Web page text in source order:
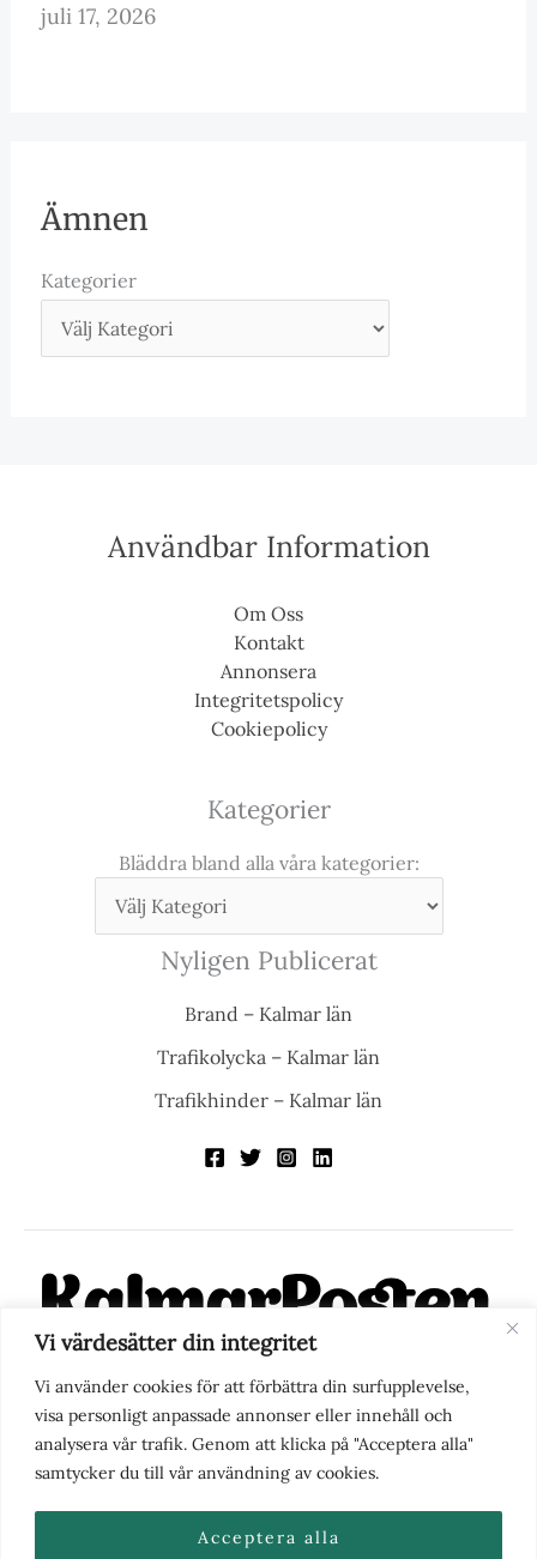
Vi värdesätter din integritet
Vi använder cookies för att förbättra din surfupplevelse,
visa personligt anpassade annonser eller innehåll och
analysera vår trafik. Genom att klicka på "Acceptera alla"
samtycker du till vår användning av cookies.
Acceptera alla
juli 17, 2026
Ämnen
Kategorier
Användbar Information
Om Oss
Kontakt
Annonsera
Integritetspolicy
Cookiepolicy
Kategorier
Bläddra bland alla våra kategorier:
Nyligen Publicerat
Brand – Kalmar län
Trafikolycka – Kalmar län
Trafikhinder – Kalmar län
KalmarPosten är en modern lokalnyhetstidning på nätet. Med
fokus på Kalmarregionen, men också med blick för det större
perspektivet, vill vi vara din självklara kanal för nyheter,
berättelser och engagemang. KalmarPosten grundades 1988 och
fick nya ägare 2025.